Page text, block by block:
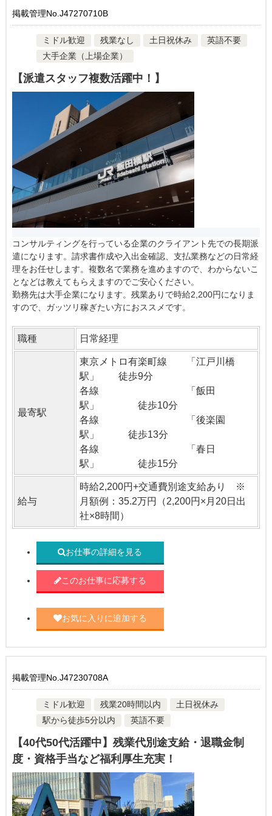
掲載管理No.J47270710B
ミドル歓迎 残業なし 土日祝休み
英語不要
大手企業（上場企業）
【派遣スタッフ複数活躍中！】
コンサルティングを行っている企業のクライアント先での長期派
遣になります。請求書作成や入出金確認、支払業務などの日常経
理をお任せします。複数名で業務を進めますので、わからないこ
となどは教えてもらえますのでご安心ください。
勤務先は大手企業になります。残業ありで時給2,200円になりま
すので、ガッツリ稼ぎたい方におススメです。
職種 日常経理
最寄駅
東京メトロ有楽町線 「江戸川橋
駅」 徒歩9分
各線 「飯田
駅」 徒歩10分
各線 「後楽園
駅」 徒歩13分
各線 「春日
駅」 徒歩15分
給与
時給2,200円+交通費別途支給あり ※
月額例：35.2万円（2,200円×月20日出
社×8時間）
お仕事の詳細を見る
このお仕事に応募する
お気に入りに追加する
掲載管理No.J47230708A
ミドル歓迎 残業20時間以内
土日祝休み
駅から徒歩5分以内
英語不要
【40代50代活躍中】残業代別途支給・退職金制
度・資格手当など福利厚生充実！